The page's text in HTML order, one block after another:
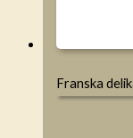
Franska